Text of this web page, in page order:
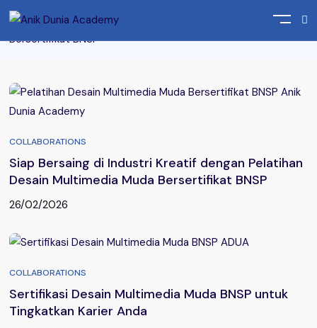
Home
Posts tagged "Pelatihan Desain Multimedia Muda
Bersertifikat BNSP"
COLLABORATIONS
Siap Bersaing di Industri Kreatif dengan Pelatihan
Desain Multimedia Muda Bersertifikat BNSP
26/02/2026
COLLABORATIONS
Sertifikasi Desain Multimedia Muda BNSP untuk
Tingkatkan Karier Anda